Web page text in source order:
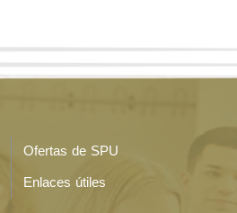
Ofertas de SPU
Enlaces útiles